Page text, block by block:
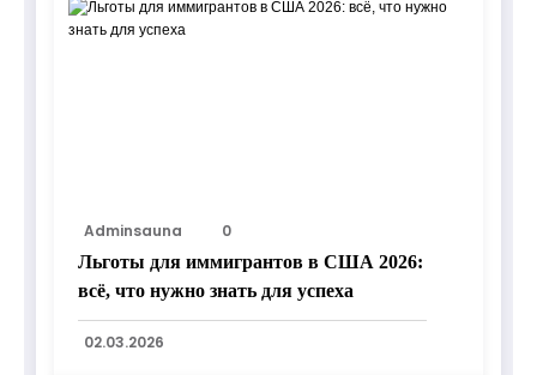
Adminsauna
0
Льготы для иммигрантов в США 2026:
всё, что нужно знать для успеха
02.03.2026